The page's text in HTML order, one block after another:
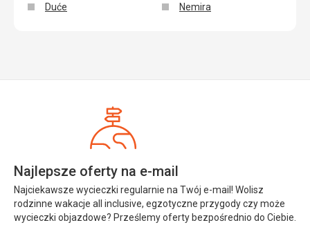
Duće Nemira
Najlepsze oferty na e-mail
Najciekawsze wycieczki regularnie na Twój e-mail! Wolisz
rodzinne wakacje all inclusive, egzotyczne przygody czy może
wycieczki objazdowe? Prześlemy oferty bezpośrednio do Ciebie.